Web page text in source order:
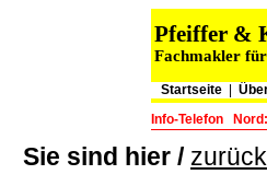
Pfeiffer &
Fachmakler
Startseite
Info-Telefon
Sie sind hier / zurück